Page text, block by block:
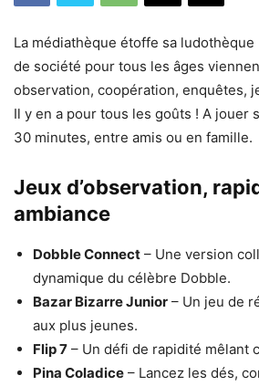
La médiathèque étoffe sa ludothèque
de société pour tous les âges
observation, coopération, enquêtes,
Il y en a pour tous les goûts ! A jouer
30 minutes, entre amis ou en famille.
Jeux d’observation,
ambiance
Dobble Connect – Une version
dynamique du célèbre Dobble.
Bazar Bizarre Junior – Un jeu de
aux plus jeunes.
Flip 7 – Un défi de rapidité mêlant
Pina Coladice – Lancez les dés,